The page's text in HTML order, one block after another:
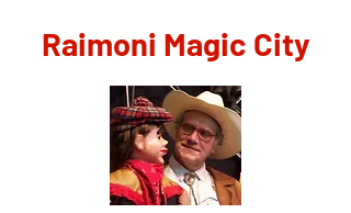
Raimoni Magic City